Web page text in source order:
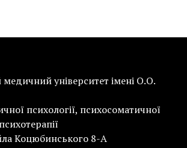
університет імені О.О.
психології, психосоматичної
Коцюбинського 8-А